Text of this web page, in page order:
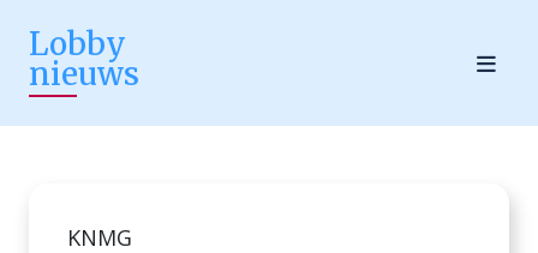
Lobby
nieuws
KNMG